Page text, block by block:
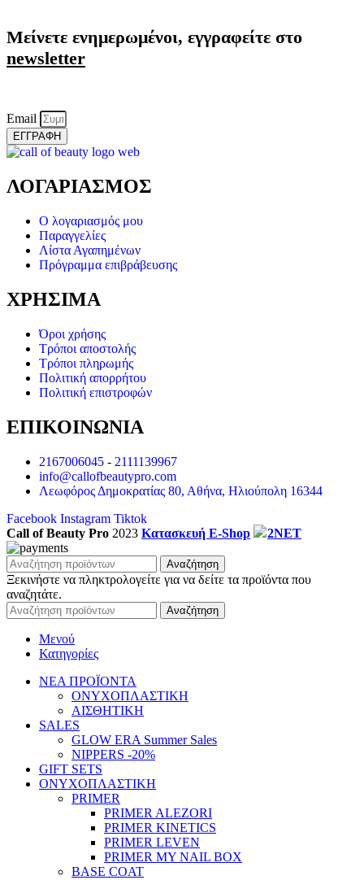
Μείνετε ενημερωμένοι, εγγραφείτε στο
newsletter
Email
ΕΓΓΡΑΦΗ
ΛΟΓΑΡΙΑΣΜΟΣ
Ο λογαριασμός μου
Παραγγελίες
Λίστα Αγαπημένων
Πρόγραμμα επιβράβευσης
ΧΡΗΣΙΜΑ
Όροι χρήσης
Τρόποι αποστολής
Τρόποι πληρωμής
Πολιτική απορρήτου
Πολιτική επιστροφών
ΕΠΙΚΟΙΝΩΝΙΑ
2167006045 - 2111139967
info@callofbeautypro.com
Λεωφόρος Δημοκρατίας 80, Αθήνα, Ηλιούπολη 16344
Facebook Instagram Tiktok
Call of Beauty Pro 2023 Κατασκευή E-Shop 2NET
Αναζήτηση
Ξεκινήστε να πληκτρολογείτε για να δείτε τα προϊόντα που
αναζητάτε.
Αναζήτηση
Μενού
Κατηγορίες
ΝΕΑ ΠΡΟΪΟΝΤΑ
ΟΝΥΧΟΠΛΑΣΤΙΚΗ
ΑΙΣΘΗΤΙΚΗ
SALES
GLOW ERA Summer Sales
NIPPERS -20%
GIFT SETS
ΟΝΥΧΟΠΛΑΣΤΙΚΗ
PRIMER
PRIMER ALEZORI
PRIMER KINETICS
PRIMER LEVEN
PRIMER MY NAIL BOX
BASE COAT